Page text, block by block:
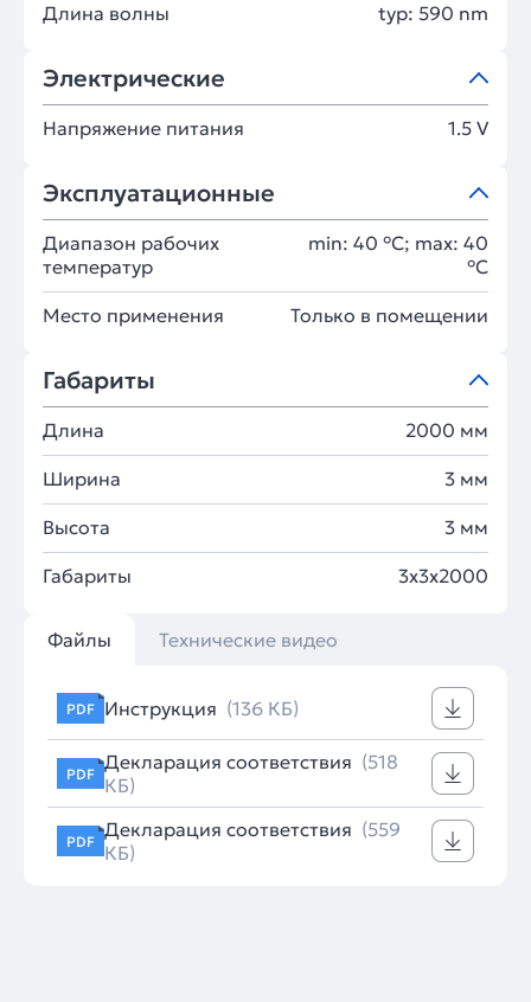
Длина волны typ: 590 nm
Электрические
Напряжение питания 1.5 V
Эксплуатационные
Диапазон рабочих
температур
min: 40 °C; max: 40
°C
Место применения Только в помещении
Габариты
Длина 2000 мм
Ширина 3 мм
Высота 3 мм
Габариты 3x3x2000
Файлы Технические видео
PDF Инструкция (136 КБ)
PDF Декларация соответствия (518
КБ)
PDF Декларация соответствия (559
КБ)